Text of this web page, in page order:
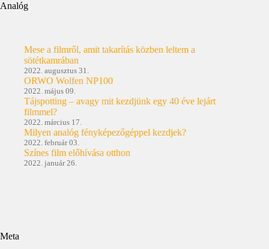
Analóg
Mese a filmről, amit takarítás közben leltem a
sötétkamrában
2022. augusztus 31.
ORWO Wolfen NP100
2022. május 09.
Tájspotting – avagy mit kezdjünk egy 40 éve lejárt
filmmel?
2022. március 17.
Milyen analóg fényképezőgéppel kezdjek?
2022. február 03.
Színes film előhívása otthon
2022. január 26.
Meta